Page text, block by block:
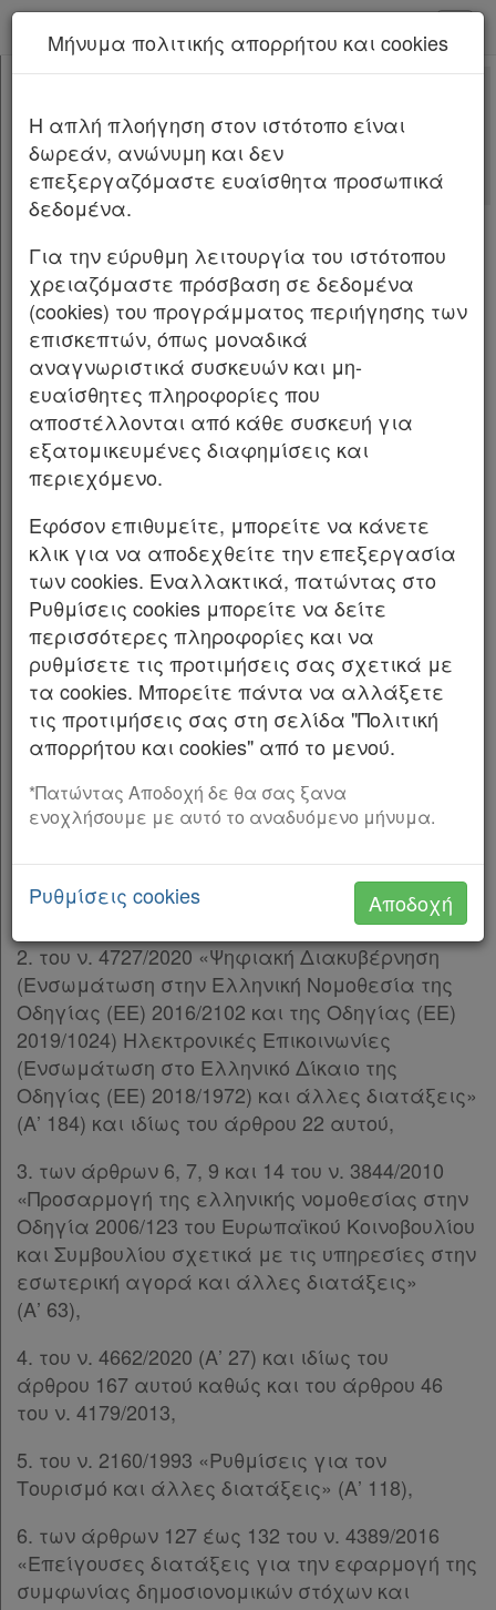
Κεφαλίδα
Σώμα [-]
Άρθρο 1
Άρθρο 2
Άρθρο 4
Άρθρο 5
Άρθρο 6
Άρθρο 7
Άρθρο 8
Άρθρο 9
Άρθρο 10
Υπογραφές
Νέα υπηρεσία Kodiko Assistant.Περισσότερα
Αριθμ.3152.3/46112/2026ΦΕΚ Β
4086/03.07.2026
Καθορισμός διαδικασίας, περιεχομένου και
δικαιολογητικών, παραβόλου και κυρώσεων
για τη γνωστοποίηση λειτουργίας της
δραστηριότητας παροχής υπηρεσιών
στάθμευσης και φύλαξης σκαφών.
ΟΙ ΥΠΟΥΡΓΟΙ ΕΘΝΙΚΗΣ ΟΙΚΟΝΟΜΙΑΣ ΚΑΙ
ΟΙΚΟΝΟΜΙΚΩΝ ΥΠΟΔΟΜΩΝ ΚΑΙ ΜΕΤΑΦΟΡΩΝ
ΠΕΡΙΒΑΛΛΟΝΤΟΣ ΚΑΙ ΕΝΕΡΓΕΙΑΣ ΑΝΑΠΤΥΞΗΣ
ΝΑΥΤΙΛΙΑΣ ΚΑΙ ΝΗΣΙΩΤΙΚΗΣ ΠΟΛΙΤΙΚΗΣ
ΤΟΥΡΙΣΜΟΥ ΨΗΦΙΑΚΗΣ ΔΙΑΚΥΒΕΡΝΗΣΗΣ
ΚΛΙΜΑΤΙΚΗΣ ΚΡΙΣΗΣ ΚΑΙ ΠΟΛΙΤΙΚΗΣ
ΠΡΟΣΤΑΣΙΑΣ
Έχοντας υπόψη:
Α. Τις διατάξεις:
1. Του ν. 4442/2016 «Νέο θεσμικό πλαίσιο για
την άσκηση οικονομικής δραστηριότητας και
άλλες διατάξεις» (Α’ 230), και συγκεκριμένα
των άρθρων 418 έως και 427 (Κεφάλαιο ΝΒ’),
όπως αυτά προστέθηκαν με τα άρθρα 85 έως
άρθρου 425 αυτού, όπως επίσης την παρ. 3 του
άρθρου 5 και τα άρθρα 11 και 15,
2. του ν. 4727/2020 «Ψηφιακή Διακυβέρνηση
(Ενσωμάτωση στην Ελληνική Νομοθεσία της
Οδηγίας (ΕΕ) 2016/2102 και της Οδηγίας (ΕΕ)
2019/1024) Ηλεκτρονικές Επικοινωνίες
(Ενσωμάτωση στο Ελληνικό Δίκαιο της
Οδηγίας (ΕΕ) 2018/1972) και άλλες διατάξεις»
(Α’ 184) και ιδίως του άρθρου 22 αυτού,
3. των άρθρων 6, 7, 9 και 14 του ν. 3844/2010
«Προσαρμογή της ελληνικής νομοθεσίας στην
Οδηγία 2006/123 του Ευρωπαϊκού Κοινοβουλίου
και Συμβουλίου σχετικά με τις υπηρεσίες στην
εσωτερική αγορά και άλλες διατάξεις»
(Α’ 63),
4. του ν. 4662/2020 (Α’ 27) και ιδίως του
άρθρου 167 αυτού καθώς και του άρθρου 46
του ν. 4179/2013,
5. του ν. 2160/1993 «Ρυθμίσεις για τον
Τουρισμό και άλλες διατάξεις» (Α’ 118),
6. των άρθρων 127 έως 132 του ν. 4389/2016
«Επείγουσες διατάξεις για την εφαρμογή της
συμφωνίας δημοσιονομικών στόχων και
Μήνυμα πολιτικής απορρήτου και cookies
H απλή πλοήγηση στον ιστότοπο είναι
δωρεάν, ανώνυμη και δεν
επεξεργαζόμαστε ευαίσθητα προσωπικά
δεδομένα.
Για την εύρυθμη λειτουργία του ιστότοπου
χρειαζόμαστε πρόσβαση σε δεδομένα
(cookies) του προγράμματος περιήγησης των
επισκεπτών, όπως μοναδικά
αναγνωριστικά συσκευών και μη-
ευαίσθητες πληροφορίες που
αποστέλλονται από κάθε συσκευή για
εξατομικευμένες διαφημίσεις και
περιεχόμενο.
Εφόσον επιθυμείτε, μπορείτε να κάνετε
κλικ για να αποδεχθείτε την επεξεργασία
των cookies. Εναλλακτικά, πατώντας στο
Ρυθμίσεις cookies μπορείτε να δείτε
περισσότερες πληροφορίες και να
ρυθμίσετε τις προτιμήσεις σας σχετικά με
τα cookies. Μπορείτε πάντα να αλλάξετε
τις προτιμήσεις σας στη σελίδα "Πολιτική
απορρήτου και cookies" από το μενού.
*Πατώντας Αποδοχή δε θα σας ξανα
ενοχλήσουμε με αυτό το αναδυόμενο μήνυμα.
Ρυθμίσεις cookies Αποδοχή